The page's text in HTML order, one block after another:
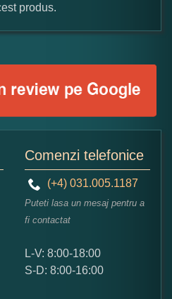
produs?
5
produs.
Comenzi telefonice
(+4) 031.005.1187
Puteti lasa un mesaj pentru a
fi contactat
L-V: 8:00-18:00
S-D: 8:00-16:00